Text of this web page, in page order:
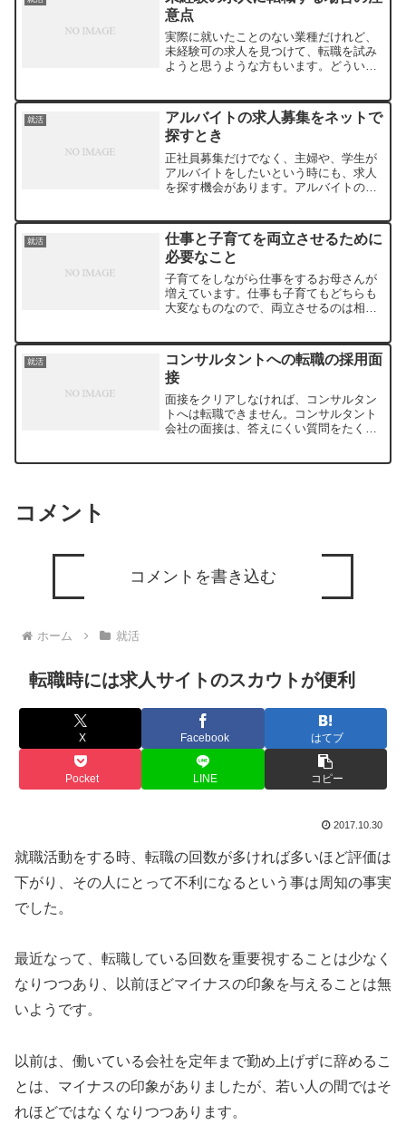
意点
実際に就いたことのない業種だけれど、
未経験可の求人を見つけて、転職を試み
ようと思うような方もいます。どういっ
い人でも採用されるかといえば、会社に
よって考え方は違います。...
就活
アルバイトの求人募集をネットで
探すとき
正社員募集だけでなく、主婦や、学生が
アルバイトをしたいという時にも、求人
を探す機会があります。アルバイトの求
何時間、時給いくらという形で、アルバ
イトの求人募集が出ている...
就活
仕事と子育てを両立させるために
必要なこと
子育てをしながら仕事をするお母さんが
増えています。仕事も子育てもどちらも
大変なものなので、両立させるのは相当
喪失してしまう人もいるでしょう。仕事
と子育てを両立させるため...
就活
コンサルタントへの転職の採用面
接
面接をクリアしなければ、コンサルタン
トへは転職できません。コンサルタント
会社の面接は、答えにくい質問をたくさ
コメント
コメントを書き込む
ホーム 就活
転職時には求人サイトのスカウトが便利
X Facebook はてブ
Pocket LINE コピー
2017.10.30
就職活動をする時、転職の回数が多ければ多いほど評価は
下がり、その人にとって不利になるという事は周知の事実
でした。
最近なって、転職している回数を重要視することは少なく
なりつつあり、以前ほどマイナスの印象を与えることは無
いようです。
以前は、働いている会社を定年まで勤め上げずに辞めるこ
とは、マイナスの印象がありましたが、若い人の間ではそ
れほどではなくなりつつあります。